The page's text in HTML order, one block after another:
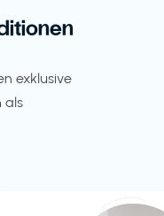
exklusive
als